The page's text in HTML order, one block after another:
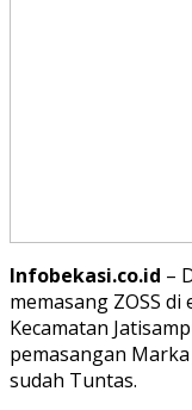
Infobekasi.co.id –
memasang ZOSS
Kecamatan
pemasangan Marka
sudah Tuntas.